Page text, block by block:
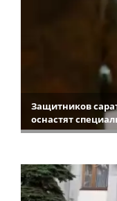
Защитников
оснастят